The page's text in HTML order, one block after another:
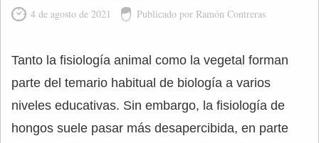
4 de agosto de 2021 Publicado por Ramón Contreras
Tanto la fisiología animal como la vegetal forman
parte del temario habitual de biología a varios
niveles educativas. Sin embargo, la fisiología de
hongos suele pasar más desapercibida, en parte